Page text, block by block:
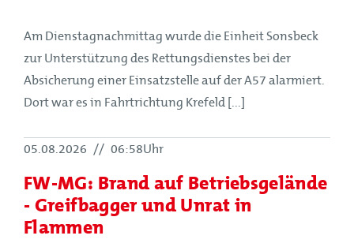
Am Dienstagnachmittag wurde die Einheit Sonsbeck
zur Unterstützung des Rettungsdienstes bei der
Absicherung einer Einsatzstelle auf der A57 alarmiert.
Dort war es in Fahrtrichtung Krefeld [...]
05.08.2026 // 06:58Uhr
FW-MG: Brand auf Betriebsgelände
- Greifbagger und Unrat in
Flammen